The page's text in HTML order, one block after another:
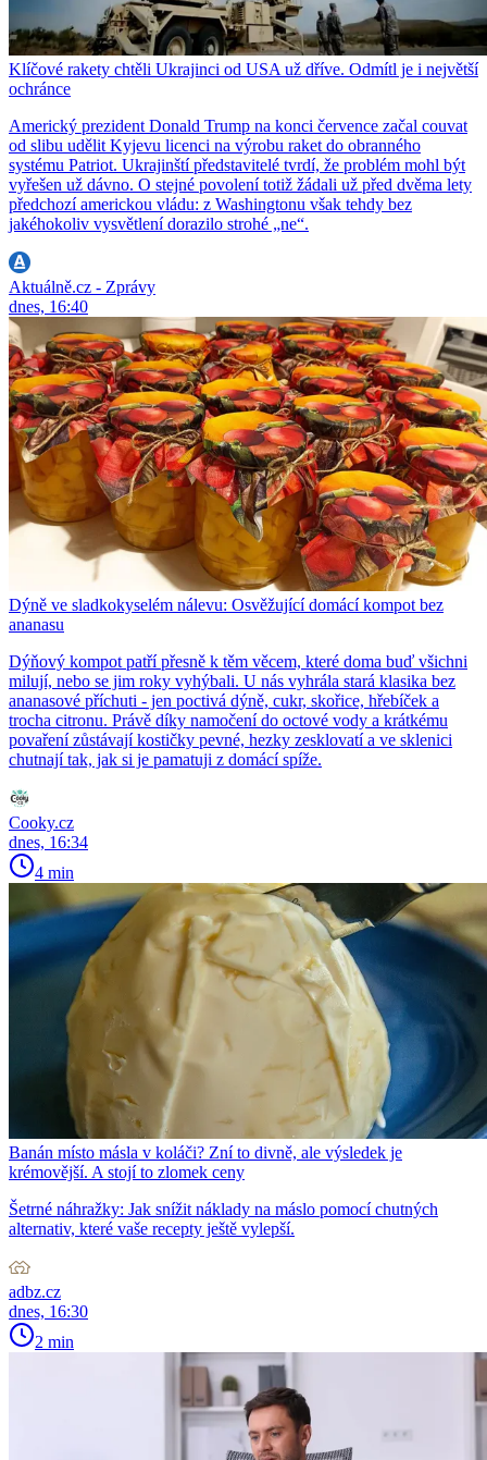
Klíčové rakety chtěli Ukrajinci od USA už dříve. Odmítl je i největší
ochránce
Americký prezident Donald Trump na konci července začal couvat
od slibu udělit Kyjevu licenci na výrobu raket do obranného
systému Patriot. Ukrajinští představitelé tvrdí, že problém mohl být
vyřešen už dávno. O stejné povolení totiž žádali už před dvěma lety
předchozí americkou vládu: z Washingtonu však tehdy bez
jakéhokoliv vysvětlení dorazilo strohé „ne“.
Aktuálně.cz - Zprávy
dnes, 16:40
Dýně ve sladkokyselém nálevu: Osvěžující domácí kompot bez
ananasu
Dýňový kompot patří přesně k těm věcem, které doma buď všichni
milují, nebo se jim roky vyhýbali. U nás vyhrála stará klasika bez
ananasové příchuti - jen poctivá dýně, cukr, skořice, hřebíček a
trocha citronu. Právě díky namočení do octové vody a krátkému
povaření zůstávají kostičky pevné, hezky zesklovatí a ve sklenici
chutnají tak, jak si je pamatuji z domácí spíže.
Cooky.cz
dnes, 16:34
4 min
Banán místo másla v koláči? Zní to divně, ale výsledek je
krémovější. A stojí to zlomek ceny
Šetrné náhražky: Jak snížit náklady na máslo pomocí chutných
alternativ, které vaše recepty ještě vylepší.
adbz.cz
dnes, 16:30
2 min